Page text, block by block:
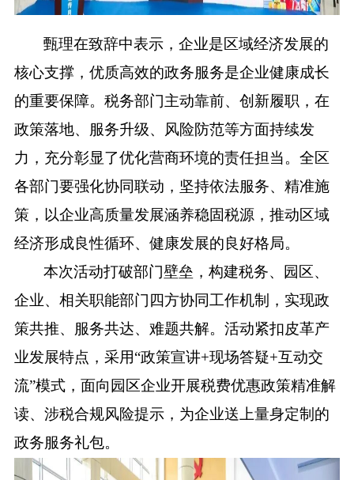
甄理在致辞中表示，企业是区域经济发展的
核心支撑，优质高效的政务服务是企业健康成长
的重要保障。税务部门主动靠前、创新履职，在
政策落地、服务升级、风险防范等方面持续发
力，充分彰显了优化营商环境的责任担当。全区
各部门要强化协同联动，坚持依法服务、精准施
策，以企业高质量发展涵养稳固税源，推动区域
经济形成良性循环、健康发展的良好格局。
本次活动打破部门壁垒，构建税务、园区、
企业、相关职能部门四方协同工作机制，实现政
策共推、服务共达、难题共解。活动紧扣皮革产
业发展特点，采用“政策宣讲+现场答疑+互动交
流”模式，面向园区企业开展税费优惠政策精准解
读、涉税合规风险提示，为企业送上量身定制的
政务服务礼包。